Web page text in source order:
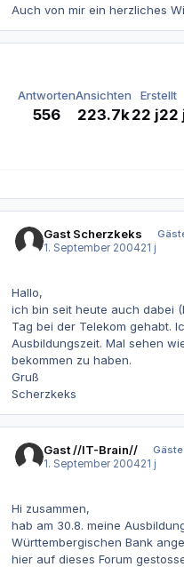
Auch von mir ein herzliches
Antworten
556
Ansichten
223.7k
Erstellt
22 j22
Gast Scherzkeks
1. September 200421 j
Hallo,
ich bin seit heute auch dabei
Tag bei der Telekom gehabt.
Ausbildungszeit. Mal sehen
bekommen zu haben.
Gruß
Scherzkeks
Gast //IT-Brain//
Gäste
1. September 200421 j
Hi zusammen,
hab am 30.8. meine
Württembergischen Bank
hier auf dieses Forum